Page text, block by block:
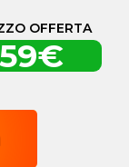
OFFERTA
59€